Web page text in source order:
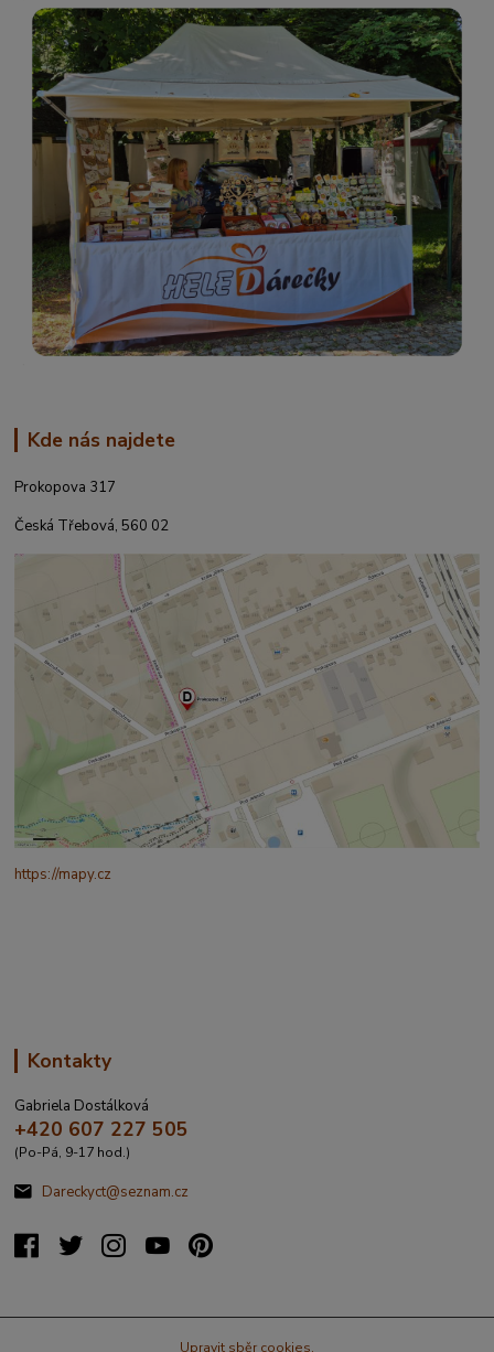
Kde nás najdete
Prokopova 317
Česká Třebová, 560 02
https://mapy.cz
Kontakty
Gabriela Dostálková
+420 607 227 505
(Po-Pá, 9-17 hod.)
Dareckyct@seznam.cz
Upravit sběr cookies.